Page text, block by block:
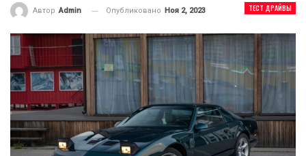
ТЕСТ ДРАЙВЫ
Автор Admin Опубликовано Ноя 2, 2023